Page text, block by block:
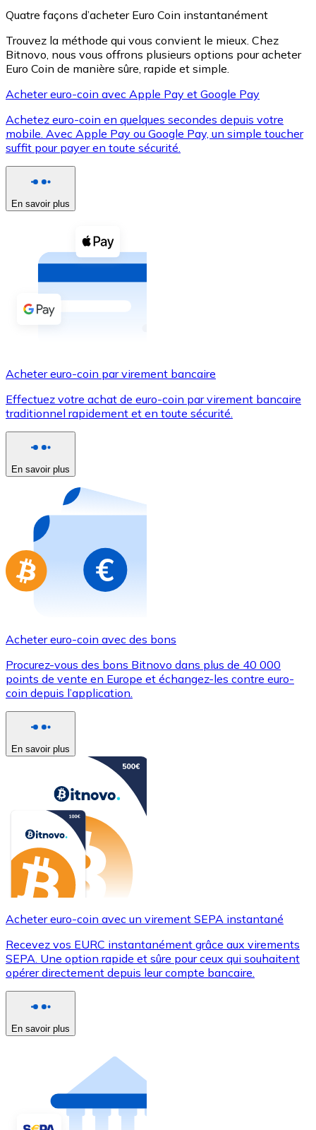
XRP
XRP
Voir toutes
Coupons crypto
Achetez des cryptomonnaies en espèces et d'autres
Acheter avec espèces
Virement SEPA
Utilisez les cartes Visa et Mastercard pour acheter
Acheter avec carte
Nouveau
Achetez des cartes-cadeaux de vos marques
Aller à la boutique de cartes-cadeaux
Quatre façons d’acheter Euro Coin instantanément
Trouvez la méthode qui vous convient le mieux. Chez
Bitnovo, nous vous offrons plusieurs options pour acheter
Euro Coin de manière sûre, rapide et simple.
Acheter euro-coin avec Apple Pay et Google Pay
Achetez euro-coin en quelques secondes depuis votre
mobile. Avec Apple Pay ou Google Pay, un simple toucher
suffit pour payer en toute sécurité.
En savoir plus
Acheter euro-coin par virement bancaire
Effectuez votre achat de euro-coin par virement bancaire
traditionnel rapidement et en toute sécurité.
En savoir plus
Acheter euro-coin avec des bons
Procurez-vous des bons Bitnovo dans plus de 40 000
points de vente en Europe et échangez-les contre euro-
coin depuis l’application.
En savoir plus
Acheter euro-coin avec un virement SEPA instantané
Recevez vos EURC instantanément grâce aux virements
SEPA. Une option rapide et sûre pour ceux qui souhaitent
opérer directement depuis leur compte bancaire.
En savoir plus